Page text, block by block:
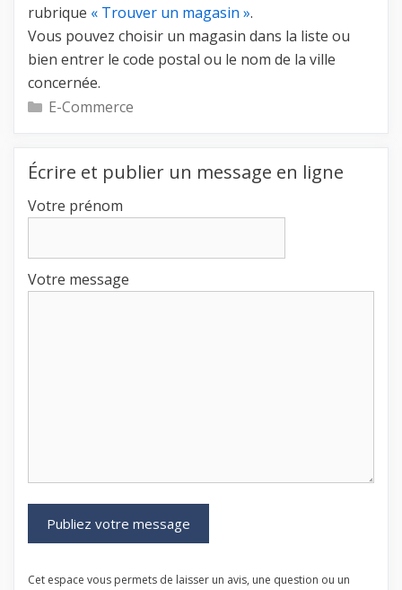
rubrique « Trouver un magasin ».
Vous pouvez choisir un magasin dans la liste ou
bien entrer le code postal ou le nom de la ville
concernée.
Catégories
E-Commerce
Écrire et publier un message en ligne
Votre prénom
Votre message
Cet espace vous permets de laisser un avis, une question ou un